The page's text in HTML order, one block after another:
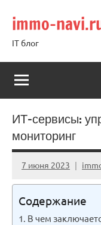
содержимому
immo-
IT блог
ИТ-сервисы:
мониторинг
7 июня 2023
Содержание
В чем